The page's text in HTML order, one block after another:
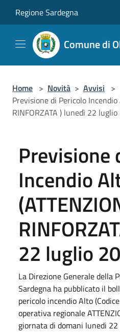
Regione Sardegna
Comune di
Home > Novità > Avvisi >
Previsione di Pericolo Incendio
RINFORZATA ) lunedì 22
Previsione
Incendio
22 luglio
La Direzione Generale della
Sardegna ha pubblicato il
pericolo incendio Alto
operativa regionale
giornata di domani lunedi